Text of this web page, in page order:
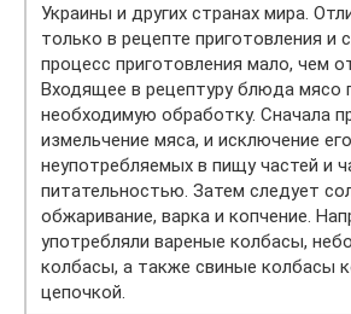
Украины и других странах мира.
только в рецепте приготовления и
процесс приготовления мало, чем
Входящее в рецептуру блюда мясо
необходимую обработку. Сначала
измельчение мяса, и исключение его
неупотребляемых в пищу частей и
питательностью. Затем следует
обжаривание, варка и копчение.
употребляли вареные колбасы,
колбасы, а также свиные колбасы
цепочкой.